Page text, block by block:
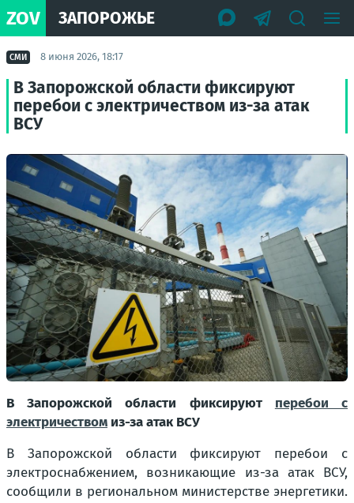
ZOV ЗАПОРОЖЬЕ
СМИ 8 июня 2026, 18:17
В Запорожской области фиксируют
перебои с электричеством из-за атак
ВСУ
В Запорожской области фиксируют перебои с
электричеством из-за атак ВСУ
В Запорожской области фиксируют перебои с
электроснабжением, возникающие из-за атак ВСУ,
сообщили в региональном министерстве энергетики.